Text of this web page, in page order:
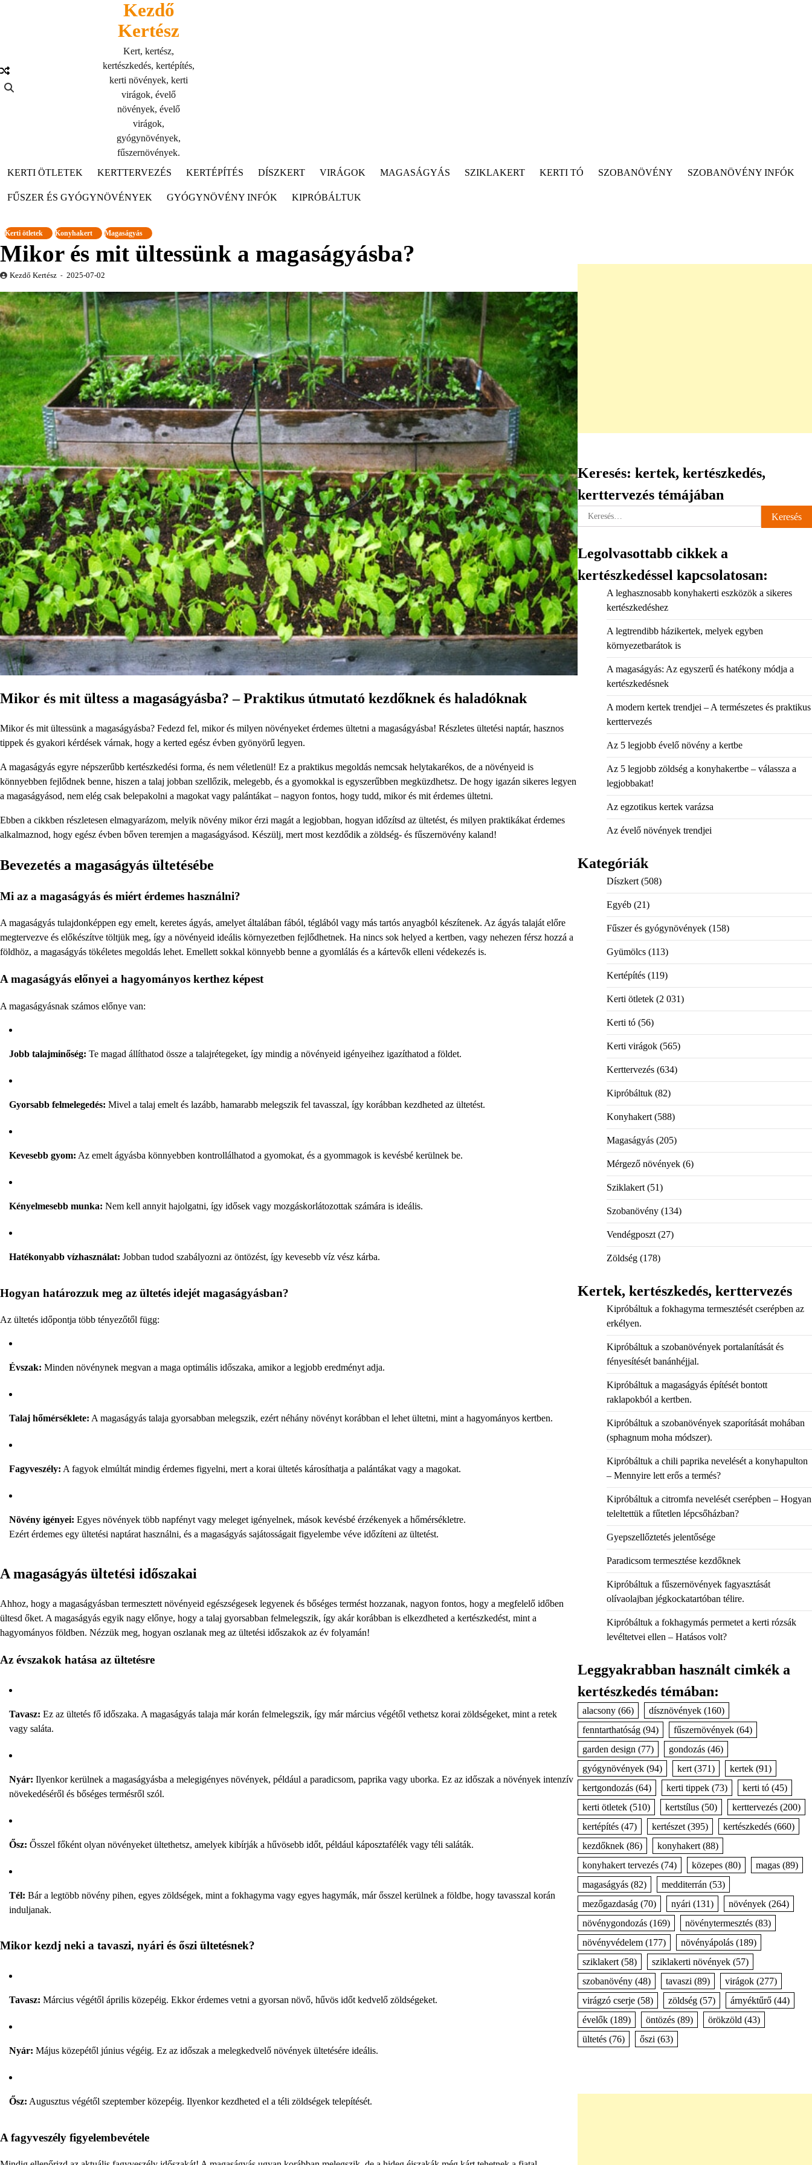
Kezdő
Kertész
Kert, kertész,
kertészkedés, kertépítés,
kerti növények, kerti
virágok, évelő
növények, évelő
virágok,
gyógynövények,
fűszernövények.
KERTI ÖTLETEK
KERTTERVEZÉS KERTÉPÍTÉS DÍSZKERT VIRÁGOK MAGASÁGYÁS SZIKLAKERT KERTI TÓ SZOBANÖVÉNY SZOBANÖVÉNY INFÓK
FŰSZER ÉS GYÓGYNÖVÉNYEK GYÓGYNÖVÉNY INFÓK KIPRÓBÁLTUK
Kerti ötletek Konyhakert Magaságyás
Mikor és mit ültessünk a magaságyásba?
Kezdő Kertész 2025-07-02
Mikor és mit ültess a magaságyásba? – Praktikus útmutató kezdőknek és haladóknak
Mikor és mit ültessünk a magaságyásba? Fedezd fel, mikor és milyen növényeket érdemes ültetni a magaságyásba! Részletes ültetési naptár, hasznos
tippek és gyakori kérdések várnak, hogy a kerted egész évben gyönyörű legyen.
A magaságyás egyre népszerűbb kertészkedési forma, és nem véletlenül! Ez a praktikus megoldás nemcsak helytakarékos, de a növényeid is
könnyebben fejlődnek benne, hiszen a talaj jobban szellőzik, melegebb, és a gyomokkal is egyszerűbben megküzdhetsz. De hogy igazán sikeres legyen
a magaságyásod, nem elég csak belepakolni a magokat vagy palántákat – nagyon fontos, hogy tudd, mikor és mit érdemes ültetni.
Ebben a cikkben részletesen elmagyarázom, melyik növény mikor érzi magát a legjobban, hogyan időzítsd az ültetést, és milyen praktikákat érdemes
alkalmaznod, hogy egész évben bőven teremjen a magaságyásod. Készülj, mert most kezdődik a zöldség- és fűszernövény kaland!
Bevezetés a magaságyás ültetésébe
Mi az a magaságyás és miért érdemes használni?
A magaságyás tulajdonképpen egy emelt, keretes ágyás, amelyet általában fából, téglából vagy más tartós anyagból készítenek. Az ágyás talaját előre
megtervezve és előkészítve töltjük meg, így a növényeid ideális környezetben fejlődhetnek. Ha nincs sok helyed a kertben, vagy nehezen férsz hozzá a
földhöz, a magaságyás tökéletes megoldás lehet. Emellett sokkal könnyebb benne a gyomlálás és a kártevők elleni védekezés is.
A magaságyás előnyei a hagyományos kerthez képest
A magaságyásnak számos előnye van:
Jobb talajminőség: Te magad állíthatod össze a talajrétegeket, így mindig a növényeid igényeihez igazíthatod a földet.
Gyorsabb felmelegedés: Mivel a talaj emelt és lazább, hamarabb melegszik fel tavasszal, így korábban kezdheted az ültetést.
Kevesebb gyom: Az emelt ágyásba könnyebben kontrollálhatod a gyomokat, és a gyommagok is kevésbé kerülnek be.
Kényelmesebb munka: Nem kell annyit hajolgatni, így idősek vagy mozgáskorlátozottak számára is ideális.
Hatékonyabb vízhasználat: Jobban tudod szabályozni az öntözést, így kevesebb víz vész kárba.
Hogyan határozzuk meg az ültetés idejét magaságyásban?
Az ültetés időpontja több tényezőtől függ:
Évszak: Minden növénynek megvan a maga optimális időszaka, amikor a legjobb eredményt adja.
Talaj hőmérséklete: A magaságyás talaja gyorsabban melegszik, ezért néhány növényt korábban el lehet ültetni, mint a hagyományos kertben.
Fagyveszély: A fagyok elmúltát mindig érdemes figyelni, mert a korai ültetés károsíthatja a palántákat vagy a magokat.
Növény igényei: Egyes növények több napfényt vagy meleget igényelnek, mások kevésbé érzékenyek a hőmérsékletre.
Ezért érdemes egy ültetési naptárat használni, és a magaságyás sajátosságait figyelembe véve időzíteni az ültetést.
A magaságyás ültetési időszakai
Ahhoz, hogy a magaságyásban termesztett növényeid egészségesek legyenek és bőséges termést hozzanak, nagyon fontos, hogy a megfelelő időben
ültesd őket. A magaságyás egyik nagy előnye, hogy a talaj gyorsabban felmelegszik, így akár korábban is elkezdheted a kertészkedést, mint a
hagyományos földben. Nézzük meg, hogyan oszlanak meg az ültetési időszakok az év folyamán!
Az évszakok hatása az ültetésre
Tavasz: Ez az ültetés fő időszaka. A magaságyás talaja már korán felmelegszik, így már március végétől vethetsz korai zöldségeket, mint a retek
vagy saláta.
Nyár: Ilyenkor kerülnek a magaságyásba a melegigényes növények, például a paradicsom, paprika vagy uborka. Ez az időszak a növények intenzív
növekedéséről és bőséges termésről szól.
Ősz: Ősszel főként olyan növényeket ültethetsz, amelyek kibírják a hűvösebb időt, például káposztafélék vagy téli saláták.
Tél: Bár a legtöbb növény pihen, egyes zöldségek, mint a fokhagyma vagy egyes hagymák, már ősszel kerülnek a földbe, hogy tavasszal korán
induljanak.
Mikor kezdj neki a tavaszi, nyári és őszi ültetésnek?
Tavasz: Március végétől április közepéig. Ekkor érdemes vetni a gyorsan növő, hűvös időt kedvelő zöldségeket.
Nyár: Május közepétől június végéig. Ez az időszak a melegkedvelő növények ültetésére ideális.
Ősz: Augusztus végétől szeptember közepéig. Ilyenkor kezdheted el a téli zöldségek telepítését.
A fagyveszély figyelembevétele
Keresés: kertek, kertészkedés,
kerttervezés témájában
Keresés:
Legolvasottabb cikkek a
kertészkedéssel kapcsolatosan:
A leghasznosabb konyhakerti eszközök a sikeres
kertészkedéshez
A legtrendibb házikertek, melyek egyben
környezetbarátok is
A magaságyás: Az egyszerű és hatékony módja a
kertészkedésnek
A modern kertek trendjei – A természetes és praktikus
kerttervezés
Az 5 legjobb évelő növény a kertbe
Az 5 legjobb zöldség a konyhakertbe – válassza a
legjobbakat!
Az egzotikus kertek varázsa
Az évelő növények trendjei
Kategóriák
Díszkert(508)
Egyéb(21)
Fűszer és gyógynövények(158)
Gyümölcs(113)
Kertépítés(119)
Kerti ötletek(2 031)
Kerti tó(56)
Kerti virágok(565)
Kerttervezés(634)
Kipróbáltuk(82)
Konyhakert(588)
Magaságyás(205)
Mérgező növények(6)
Sziklakert(51)
Szobanövény(134)
Vendégposzt(27)
Zöldség(178)
Kertek, kertészkedés, kerttervezés
Kipróbáltuk a fokhagyma termesztését cserépben az
erkélyen.
Kipróbáltuk a szobanövények portalanítását és
fényesítését banánhéjjal.
Kipróbáltuk a magaságyás építését bontott
raklapokból a kertben.
Kipróbáltuk a szobanövények szaporítását mohában
(sphagnum moha módszer).
Kipróbáltuk a chili paprika nevelését a konyhapulton
– Mennyire lett erős a termés?
Kipróbáltuk a citromfa nevelését cserépben – Hogyan
teleltettük a fűtetlen lépcsőházban?
Gyepszellőztetés jelentősége
Paradicsom termesztése kezdőknek
Kipróbáltuk a fűszernövények fagyasztását
olívaolajban jégkockatartóban télire.
Kipróbáltuk a fokhagymás permetet a kerti rózsák
levéltetvei ellen – Hatásos volt?
Leggyakrabban használt cimkék a
kertészkedés témában:
alacsony(66) dísznövények(160)
fenntarthatóság(94) fűszernövények(64)
garden design (77) gondozás(46)
gyógynövények(94) kert(371) kertek(91)
kertgondozás(64) kerti tippek(73) kerti tó(45)
kerti ötletek(510) kertstílus(50) kerttervezés(200)
kertépítés(47) kertészet(395) kertészkedés(660)
kezdőknek(86) konyhakert(88)
konyhakert tervezés(74) közepes(80) magas(89)
magaságyás(82) medditerrán (53)
mezőgazdaság(70) nyári (131) növények(264)
növénygondozás(169) növénytermesztés(83)
növényvédelem(177) növényápolás(189)
sziklakert(58) sziklakerti növények(57)
szobanövény(48) tavaszi (89) virágok(277)
virágzó cserje(58) zöldség(57) árnyéktűrő(44)
évelők(189) öntözés(89) örökzöld (43)
ültetés(76) őszi (63)